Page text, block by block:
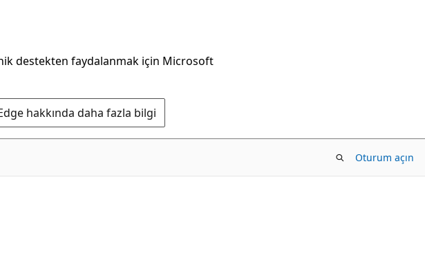
destekten faydalanmak için Microsoft
hakkında daha fazla bilgi
Oturum açın